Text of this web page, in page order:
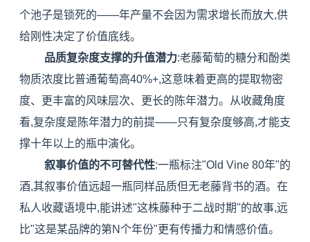
个池子是锁死的——年产量不会因为需求增长而放大,供
给刚性决定了价值底线。
品质复杂度支撑的升值潜力:老藤葡萄的糖分和酚类
物质浓度比普通葡萄高40%+,这意味着更高的提取物密
度、更丰富的风味层次、更长的陈年潜力。从收藏角度
看,复杂度是陈年潜力的前提——只有复杂度够高,才能支
撑十年以上的瓶中演化。
叙事价值的不可替代性:一瓶标注"Old Vine 80年"的
酒,其叙事价值远超一瓶同样品质但无老藤背书的酒。在
私人收藏语境中,能讲述"这株藤种于二战时期"的故事,远
比"这是某品牌的第N个年份"更有传播力和情感价值。